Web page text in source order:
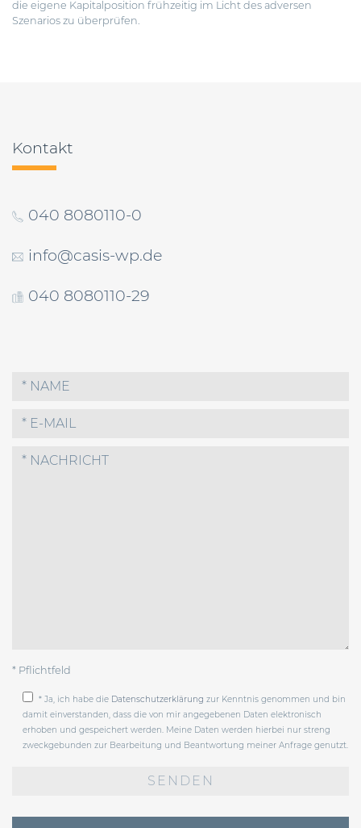
die eigene Kapitalposition frühzeitig im Licht des adversen
Szenarios zu überprüfen.
Kontakt
040 8080110-0
info@casis-wp.de
040 8080110-29
* Pflichtfeld
* Ja, ich habe die Datenschutzerklärung zur Kenntnis genommen und bin
damit einverstanden, dass die von mir angegebenen Daten elektronisch
erhoben und gespeichert werden. Meine Daten werden hierbei nur streng
zweckgebunden zur Bearbeitung und Beantwortung meiner Anfrage genutzt.